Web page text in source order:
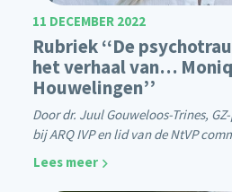
11 DECEMBER 2022
Rubriek ‘‘De
het verhaal van…
Houwelingen’’
Door dr. Juul Gouweloos-Trines,
bij ARQ IVP en lid van de NtVP
Lees meer